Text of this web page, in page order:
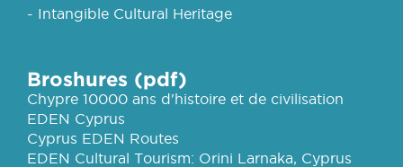
- Intangible Cultural Heritage
Broshures (pdf)
Chypre 10000 ans d'histoire et de civilisation
EDEN Cyprus
Cyprus EDEN Routes
EDEN Cultural Tourism: Orini Larnaka, Cyprus